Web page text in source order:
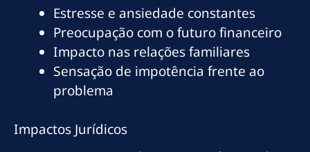
Estresse e ansiedade constantes
Preocupação com o futuro financeiro
Impacto nas relações familiares
Sensação de impotência frente ao
problema
Impactos Jurídicos